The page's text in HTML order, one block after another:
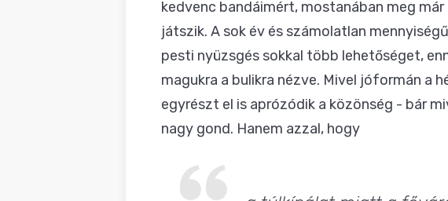
kedvenc bandáimért, mostanában meg
játszik. A sok év és számolatlan
pesti nyüzsgés sokkal több lehetőséget,
magukra a bulikra nézve. Mivel jóformán a
egyrészt el is aprózódik a közönség - bár
nagy gond. Hanem azzal, hogy